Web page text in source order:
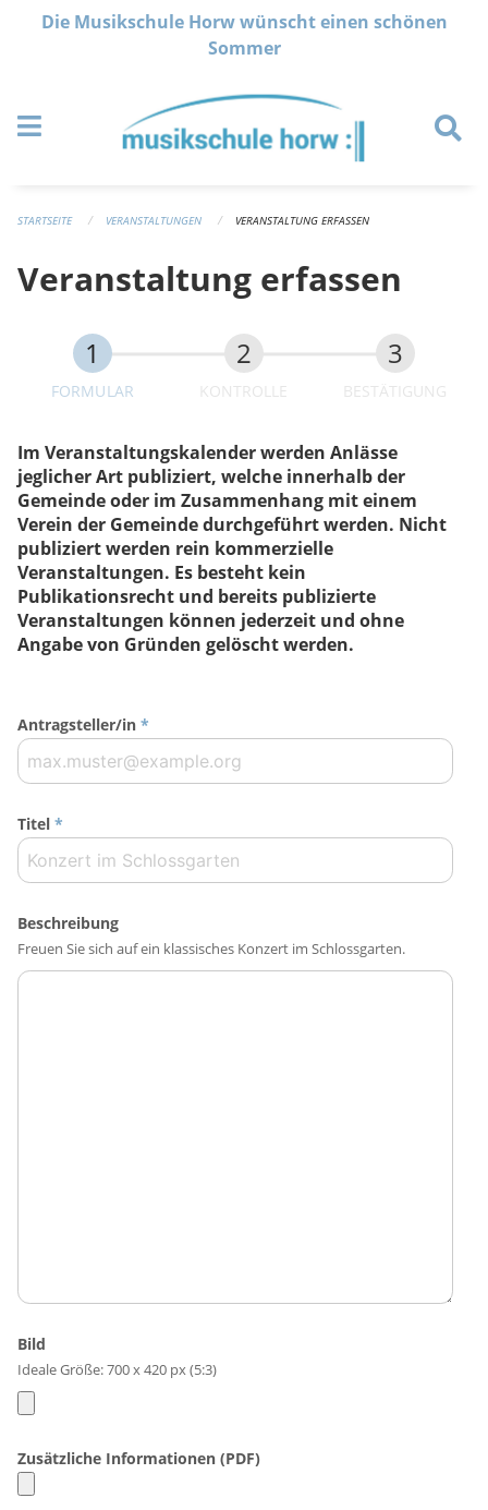
Navigation überspringen
Die Musikschule Horw wünscht einen schönen
Sommer
STARTSEITE VERANSTALTUNGEN VERANSTALTUNG ERFASSEN
Veranstaltung erfassen
FORMULAR KONTROLLE BESTÄTIGUNG
Im Veranstaltungskalender werden Anlässe
jeglicher Art publiziert, welche innerhalb der
Gemeinde oder im Zusammenhang mit einem
Verein der Gemeinde durchgeführt werden. Nicht
publiziert werden rein kommerzielle
Veranstaltungen. Es besteht kein
Publikationsrecht und bereits publizierte
Veranstaltungen können jederzeit und ohne
Angabe von Gründen gelöscht werden.
Antragsteller/in *
Titel *
Beschreibung
Freuen Sie sich auf ein klassisches Konzert im Schlossgarten.
Bild
Ideale Größe: 700 x 420 px (5:3)
Zusätzliche Informationen (PDF)